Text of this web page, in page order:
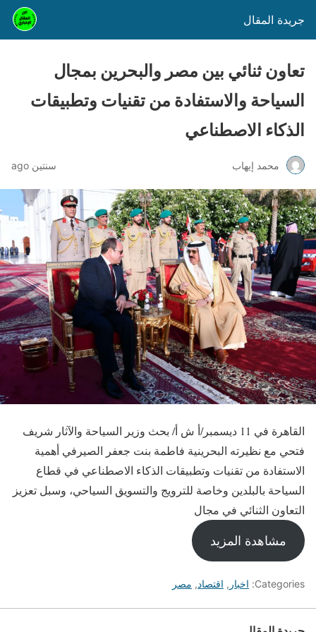
جريدة المقال
تعاون ثنائي بين مصر والبحرين بمجال
السياحة والاستفادة من تقنيات وتطبيقات
الذكاء الاصطناعي
محمد إيهاب سنتين ago
القاهرة في 11 ديسمبر/أ ش أ/ بحث وزير السياحة والآثار شريف
فتحي مع نظيرته البحرينية فاطمة بنت جعفر الصيرفي أهمية
الاستفادة من تقنيات وتطبيقات الذكاء الاصطناعي في قطاع
السياحة بالبلدين وخاصة للترويج والتسويق السياحي، وسبل تعزيز
التعاون الثنائي في مجال
مشاهدة المزيد
Categories: اخبار , اقتصاد, مصر